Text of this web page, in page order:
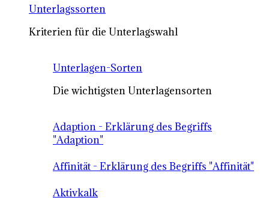
Unterlagssorten
Kriterien für die Unterlagswahl
Unterlagen-Sorten
Die wichtigsten Unterlagensorten
Adaption - Erklärung des Begriffs
"Adaption"
Affinität - Erklärung des Begriffs "Affinität"
Aktivkalk